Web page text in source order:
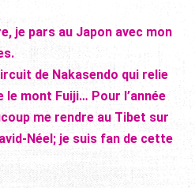
je pars au Japon avec mon
de Nakasendo qui relie
le mont Fuiji… Pour l’année
me rendre au Tibet sur
Néel; je suis fan de cette